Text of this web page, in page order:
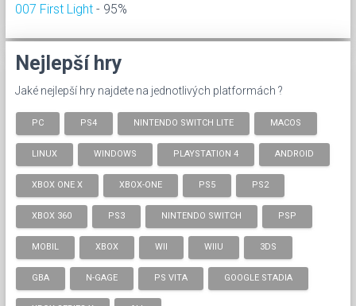
007 First Light - 95%
Nejlepší hry
Jaké nejlepší hry najdete na jednotlivých platformách ?
PC PS4 NINTENDO SWITCH LITE MACOS
LINUX WINDOWS PLAYSTATION 4 ANDROID
XBOX ONE X XBOX-ONE PS5 PS2
XBOX 360 PS3 NINTENDO SWITCH PSP
MOBIL XBOX WII WIIU 3DS
GBA N-GAGE PS VITA GOOGLE STADIA